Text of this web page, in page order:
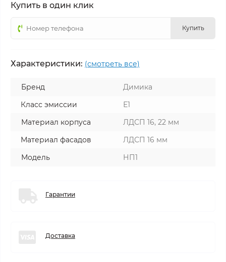
Купить в один клик
Купить
Характеристики: (смотреть все)
Бренд
Димика
Класс эмиссии
Е1
Материал корпуса
ЛДСП 16, 22 мм
Материал фасадов
ЛДСП 16 мм
Модель
НП1
Гарантии
Доставка